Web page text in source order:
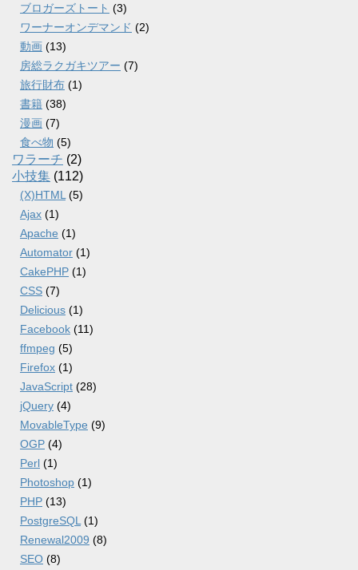
ブロガーズトート (3)
ワーナーオンデマンド (2)
動画 (13)
房総ラクガキツアー (7)
旅行財布 (1)
書籍 (38)
漫画 (7)
食べ物 (5)
ワラーチ (2)
小技集 (112)
(X)HTML (5)
Ajax (1)
Apache (1)
Automator (1)
CakePHP (1)
CSS (7)
Delicious (1)
Facebook (11)
ffmpeg (5)
Firefox (1)
JavaScript (28)
jQuery (4)
MovableType (9)
OGP (4)
Perl (1)
Photoshop (1)
PHP (13)
PostgreSQL (1)
Renewal2009 (8)
SEO (8)